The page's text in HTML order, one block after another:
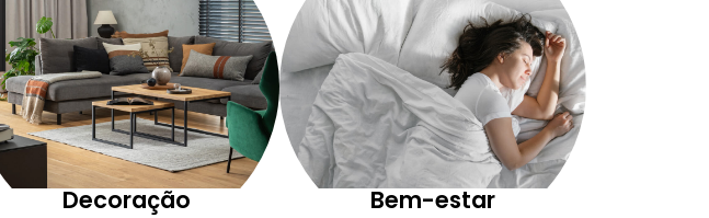
Decoração Bem-estar